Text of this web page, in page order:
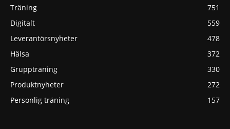
Träning
751
Digitalt
559
Leverantörsnyheter
478
Hälsa
372
Gruppträning
330
Produktnyheter
272
Personlig träning
157